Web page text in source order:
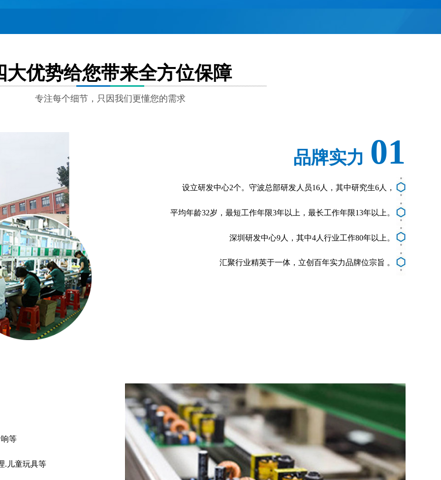
大优势给您带来全方位保障
专注每个细节，只因我们更懂您的需求
品牌实力 01
设立研发中心2个。守波总部研发人员16人，其中研究生6人，
平均年龄32岁，最短工作年限3年以上，最长工作年限13年以上。
深圳研发中心9人，其中4人行业工作80年以上。
汇聚行业精英于一体，立创百年实力品牌位宗旨 。
等
.儿童玩具等